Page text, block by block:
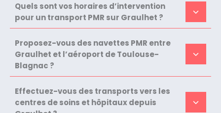
Quels sont vos horaires d’intervention
pour un transport PMR sur Graulhet ?
Proposez-vous des navettes PMR entre
Graulhet et l’aéroport de Toulouse-
Blagnac ?
Effectuez-vous des transports vers les
centres de soins et hôpitaux depuis